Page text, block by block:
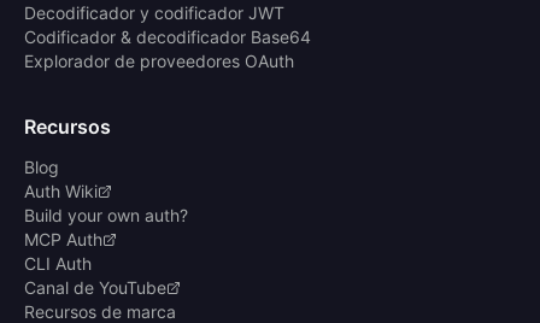
Decodificador y codificador JWT
Codificador & decodificador Base64
Explorador de proveedores OAuth
Recursos
Blog
Auth Wiki
Build your own auth?
MCP Auth
CLI Auth
Canal de YouTube
Recursos de marca